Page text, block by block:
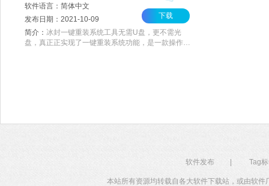
软件语言：简体中文
发布日期：2021-10-09
下载
简介： 冰封一键重装系统工具无需U盘，更不需光
盘，真正正实现了一键重装系统功能，是一款操作简
软件发布 Tag
本站所有资源均转载自各大软件下载站，或由软